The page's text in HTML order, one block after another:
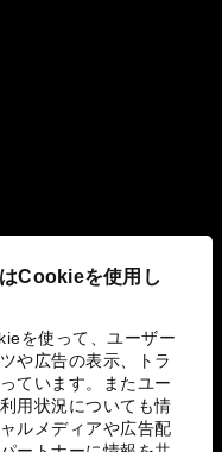
Cookieを使用し
を使って、ユーザー
や広告の表示、トラ
ています。またユー
用状況についても情
ルメディアや広告配